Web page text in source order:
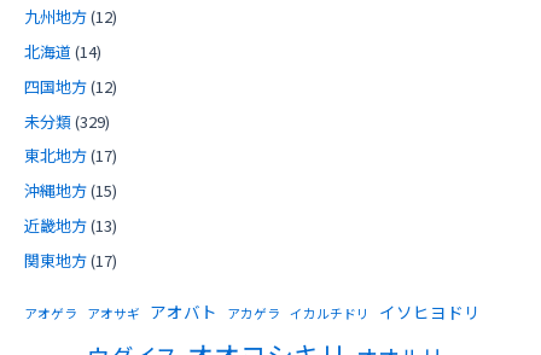
九州地方(12)
北海道 (14)
四国地方(12)
未分類(329)
東北地方(17)
沖縄地方(15)
近畿地方(13)
関東地方(17)
アオゲラ アオサギ アオバト アカゲラ イカルチドリ イソヒヨドリ